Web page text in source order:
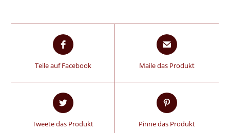
Teile auf Facebook Maile das Produkt
Tweete das Produkt Pinne das Produkt